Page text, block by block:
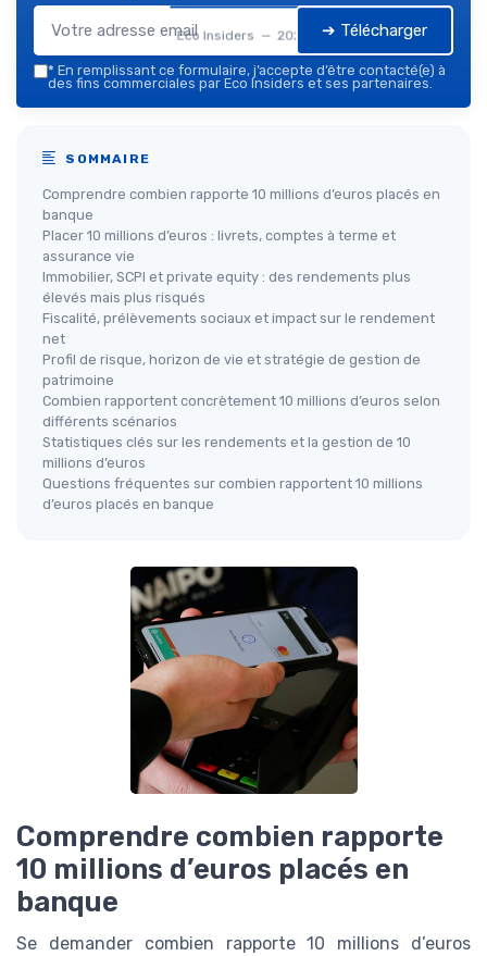
Eco Insiders — 2026 ➔ Télécharger
* En remplissant ce formulaire, j’accepte d’être contacté(e) à
des fins commerciales par Eco Insiders et ses partenaires.
SOMMAIRE
Comprendre combien rapporte 10 millions d’euros placés en
banque
Placer 10 millions d’euros : livrets, comptes à terme et
assurance vie
Immobilier, SCPI et private equity : des rendements plus
élevés mais plus risqués
Fiscalité, prélèvements sociaux et impact sur le rendement
net
Profil de risque, horizon de vie et stratégie de gestion de
patrimoine
Combien rapportent concrètement 10 millions d’euros selon
différents scénarios
Statistiques clés sur les rendements et la gestion de 10
millions d’euros
Questions fréquentes sur combien rapportent 10 millions
d’euros placés en banque
Comprendre combien rapporte
10 millions d’euros placés en
banque
Se demander combien rapporte 10 millions d’euros